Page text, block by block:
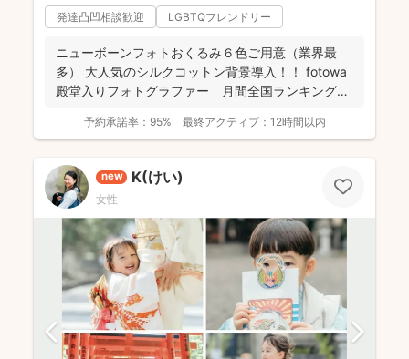
発達凸凹相談歓迎 LGBTQフレンドリー
ニューボーンフォトおくるみ６色ご用意（業界最
多） 大人気のシルクコットン背景導入！！ fotowa
殿堂入りフォトグラファー 月間全国ランキング１
予約承諾率： 95% 最終アクティブ： 12時間以内
new K(けい)
女性